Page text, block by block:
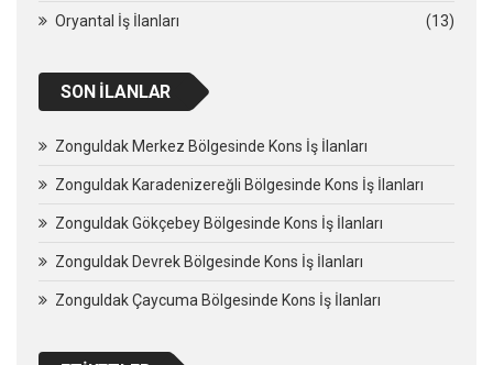
Oryantal İş İlanları (13)
SON İLANLAR
Zonguldak Merkez Bölgesinde Kons İş İlanları
Zonguldak Karadenizereğli Bölgesinde Kons İş İlanları
Zonguldak Gökçebey Bölgesinde Kons İş İlanları
Zonguldak Devrek Bölgesinde Kons İş İlanları
Zonguldak Çaycuma Bölgesinde Kons İş İlanları